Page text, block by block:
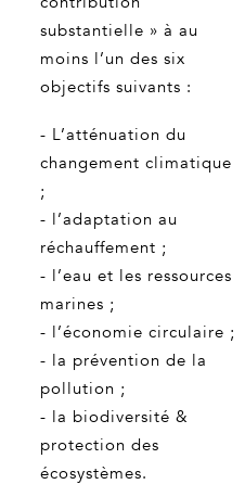
substantielle » à au
moins l’un des six
objectifs suivants :
- L’atténuation du
changement climatique
;
- l’adaptation au
réchauffement ;
- l’eau et les ressources
marines ;
- l’économie circulaire ;
- la prévention de la
pollution ;
- la biodiversité &
protection des
écosystèmes.